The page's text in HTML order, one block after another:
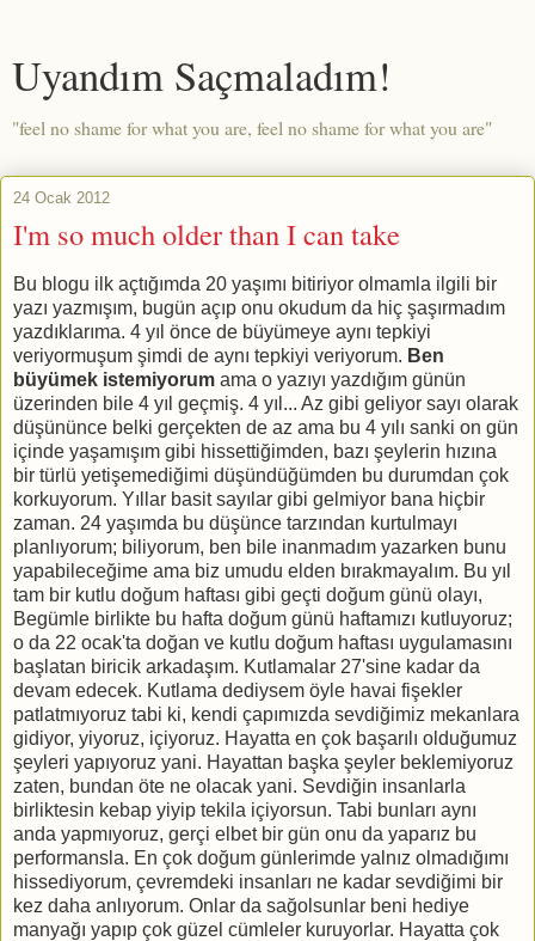
Uyandım Saçmaladım!
"feel no shame for what you are, feel no shame for what you are"
24 Ocak 2012
I'm so much older than I can take
Bu blogu ilk açtığımda 20 yaşımı bitiriyor olmamla ilgili bir
yazı yazmışım, bugün açıp onu okudum da hiç şaşırmadım
yazdıklarıma. 4 yıl önce de büyümeye aynı tepkiyi
veriyormuşum şimdi de aynı tepkiyi veriyorum. Ben
büyümek istemiyorum ama o yazıyı yazdığım günün
üzerinden bile 4 yıl geçmiş. 4 yıl... Az gibi geliyor sayı olarak
düşününce belki gerçekten de az ama bu 4 yılı sanki on gün
içinde yaşamışım gibi hissettiğimden, bazı şeylerin hızına
bir türlü yetişemediğimi düşündüğümden bu durumdan çok
korkuyorum. Yıllar basit sayılar gibi gelmiyor bana hiçbir
zaman. 24 yaşımda bu düşünce tarzından kurtulmayı
planlıyorum; biliyorum, ben bile inanmadım yazarken bunu
yapabileceğime ama biz umudu elden bırakmayalım. Bu yıl
tam bir kutlu doğum haftası gibi geçti doğum günü olayı,
Begümle birlikte bu hafta doğum günü haftamızı kutluyoruz;
o da 22 ocak'ta doğan ve kutlu doğum haftası uygulamasını
başlatan biricik arkadaşım. Kutlamalar 27'sine kadar da
devam edecek. Kutlama dediysem öyle havai fişekler
patlatmıyoruz tabi ki, kendi çapımızda sevdiğimiz mekanlara
gidiyor, yiyoruz, içiyoruz. Hayatta en çok başarılı olduğumuz
şeyleri yapıyoruz yani. Hayattan başka şeyler beklemiyoruz
zaten, bundan öte ne olacak yani. Sevdiğin insanlarla
birliktesin kebap yiyip tekila içiyorsun. Tabi bunları aynı
anda yapmıyoruz, gerçi elbet bir gün onu da yaparız bu
performansla. En çok doğum günlerimde yalnız olmadığımı
hissediyorum, çevremdeki insanları ne kadar sevdiğimi bir
kez daha anlıyorum. Onlar da sağolsunlar beni hediye
manyağı yapıp çok güzel cümleler kuruyorlar. Hayatta çok